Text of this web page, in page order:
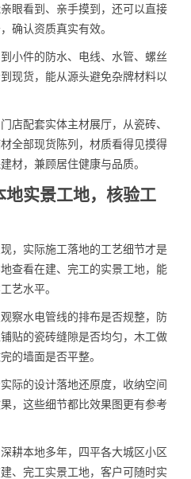
眼看到、亲手摸到，还可以直接
确认资质真实有效。
小件的防水、电线、水管、螺丝
现货，能从源头避免杂牌材料以
店配套实体主材展厅，从瓷砖、
全部现货陈列，材质看得见摸得
材，兼顾居住健康与品质。
地实景工地，核验工
，实际施工落地的工艺细节才是
查看在建、完工的实景工地，能
艺水平。
察水电管线的排布是否规整，防
贴的瓷砖缝隙是否均匀，木工做
的墙面是否平整。
际的设计落地还原度，收纳空间
，这些细节都比效果图更有参考
耕本地多年，四平各大城区小区
、完工实景工地，客户可随时实